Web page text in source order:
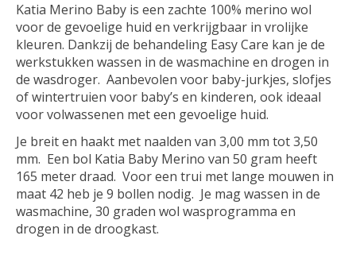
Katia Merino Baby is een zachte 100% merino wol
voor de gevoelige huid en verkrijgbaar in vrolijke
kleuren. Dankzij de behandeling Easy Care kan je de
werkstukken wassen in de wasmachine en drogen in
de wasdroger. Aanbevolen voor baby-jurkjes, slofjes
of wintertruien voor baby’s en kinderen, ook ideaal
voor volwassenen met een gevoelige huid.
Je breit en haakt met naalden van 3,00 mm tot 3,50
mm. Een bol Katia Baby Merino van 50 gram heeft
165 meter draad. Voor een trui met lange mouwen in
maat 42 heb je 9 bollen nodig. Je mag wassen in de
wasmachine, 30 graden wol wasprogramma en
drogen in de droogkast.